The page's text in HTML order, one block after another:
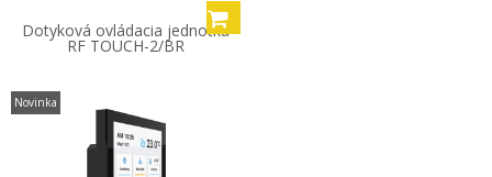
Dotyková ovládacia jednotka
RF TOUCH-2/BR
Novinka